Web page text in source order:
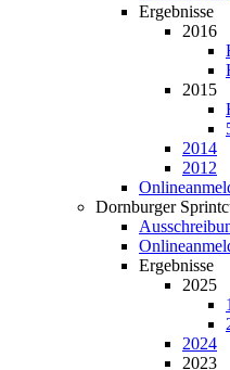
Ergebnisse
2016
2015
2014
2012
Dornburger
Ergebnisse
2025
2024
2023